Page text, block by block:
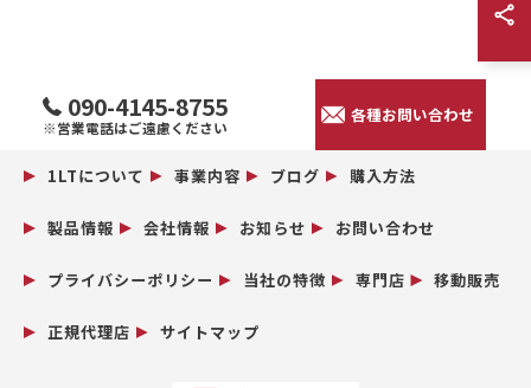
090-4145-8755
※営業電話はご遠慮ください
各種お問い合わせ
1LTについて 事業内容 ブログ 購入方法
製品情報 会社情報 お知らせ お問い合わせ
プライバシーポリシー 当社の特徴 専門店 移動販売
正規代理店 サイトマップ